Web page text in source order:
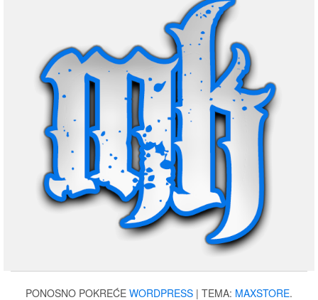
PONOSNO POKREĆE WORDPRESS | TEMA: MAXSTORE.